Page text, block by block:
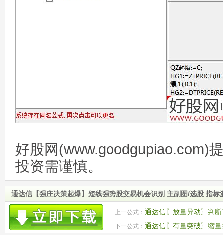
好股网(www.goodgupiao.com)
投资需谨慎。
通达信【强庄决策起爆】短线强势股交易机会识别 主副图/选股 指标
上一公式： 通达信〖放量异动〗判
下一公式： 通达信〖有量突破〗缩